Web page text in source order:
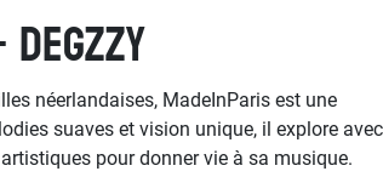
néerlandaises, MadeInParis est une
suaves et vision unique, il explore avec
pour donner vie à sa musique.